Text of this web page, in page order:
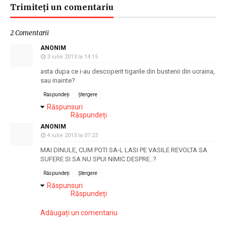
Trimiteți un comentariu
2 Comentarii
ANONIM
3 iulie 2013 la 14:15
asta dupa ce i-au descoperit tigarile din bustenii din ucraina,
sau inainte?
Răspundeți Ștergere
Răspunsuri
Răspundeți
ANONIM
4 iulie 2013 la 07:23
MAI DINULE, CUM POTI SA-L LASI PE VASILE REVOLTA SA
SUFERE SI SA NU SPUI NIMIC DESPRE..?
Răspundeți Ștergere
Răspunsuri
Răspundeți
Adăugați un comentariu